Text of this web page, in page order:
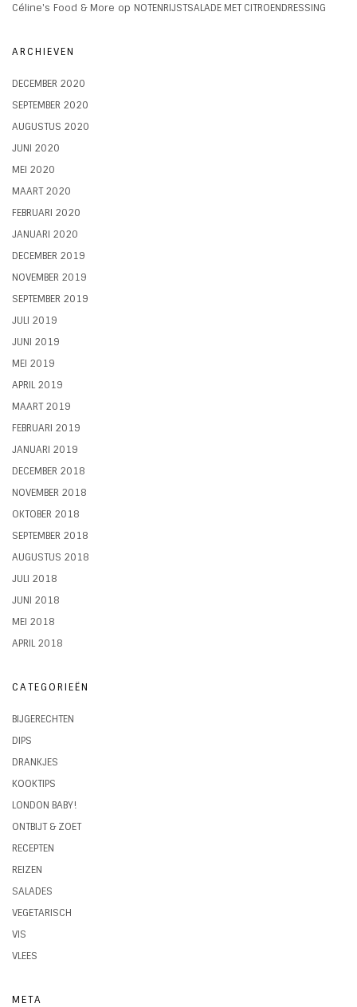
Céline's Food & More op NOTENRIJSTSALADE MET CITROENDRESSING
ARCHIEVEN
DECEMBER 2020
SEPTEMBER 2020
AUGUSTUS 2020
JUNI 2020
MEI 2020
MAART 2020
FEBRUARI 2020
JANUARI 2020
DECEMBER 2019
NOVEMBER 2019
SEPTEMBER 2019
JULI 2019
JUNI 2019
MEI 2019
APRIL 2019
MAART 2019
FEBRUARI 2019
JANUARI 2019
DECEMBER 2018
NOVEMBER 2018
OKTOBER 2018
SEPTEMBER 2018
AUGUSTUS 2018
JULI 2018
JUNI 2018
MEI 2018
APRIL 2018
CATEGORIEËN
BIJGERECHTEN
DIPS
DRANKJES
KOOKTIPS
LONDON BABY!
ONTBIJT & ZOET
RECEPTEN
REIZEN
SALADES
VEGETARISCH
VIS
VLEES
META